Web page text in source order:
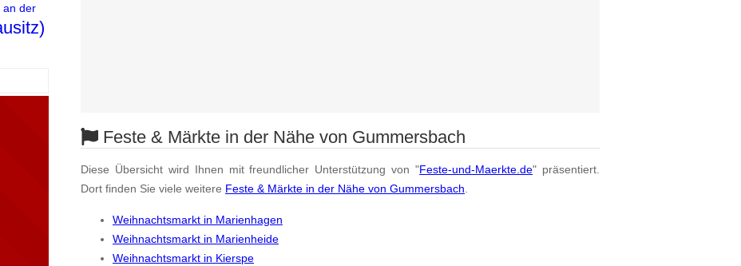
Feste & Märkte in der Nähe von Gummersbach
Diese Übersicht wird Ihnen mit freundlicher Unterstützung von "Feste-und-Maerkte.de" präsentiert.
Dort finden Sie viele weitere Feste & Märkte in der Nähe von Gummersbach.
Weihnachtsmarkt in Marienhagen
Weihnachtsmarkt in Marienheide
Weihnachtsmarkt in Kierspe
an der